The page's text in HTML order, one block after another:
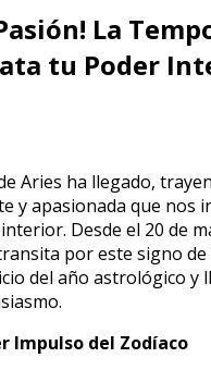
La
tu Poder
Aries ha llegado,
y apasionada que nos
Desde el 20 de
por este signo
del año astrológico y
Impulso del Zodíaco